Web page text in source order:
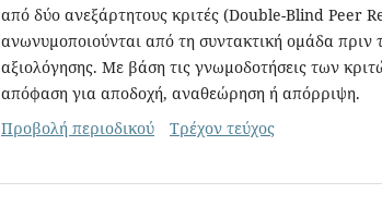
από δύο ανεξάρτητους κριτές (Double-Blind Peer
ανωνυμοποιούνται από τη συντακτική ομάδα πριν
αξιολόγησης. Με βάση τις γνωμοδοτήσεις των
απόφαση για αποδοχή, αναθεώρηση ή απόρριψη.
Προβολή περιοδικού
Τρέχον τεύχος